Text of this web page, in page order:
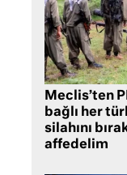
Meclis’ten
bağlı her
silahını
affedelim